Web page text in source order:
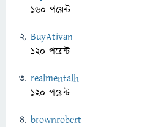
160 পয়েন্ট
BuyAtivan
120 পয়েন্ট
realmentalh
120 পয়েন্ট
brownrobert